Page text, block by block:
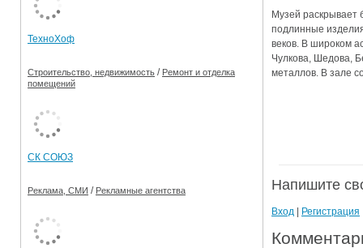
Ограничения движения транспорта на майские
Электронные транспортные карты
Музей раскрывает
подлинные
веков. В широком
Чулкова, Шедова,
металлов. В зале
Напишите
Вход Регистрация
ТехноХоф
Строительство, недвижимость / Ремонт и отделка
помещений
СК СОЮЗ
Реклама, СМИ / Рекламные агентства